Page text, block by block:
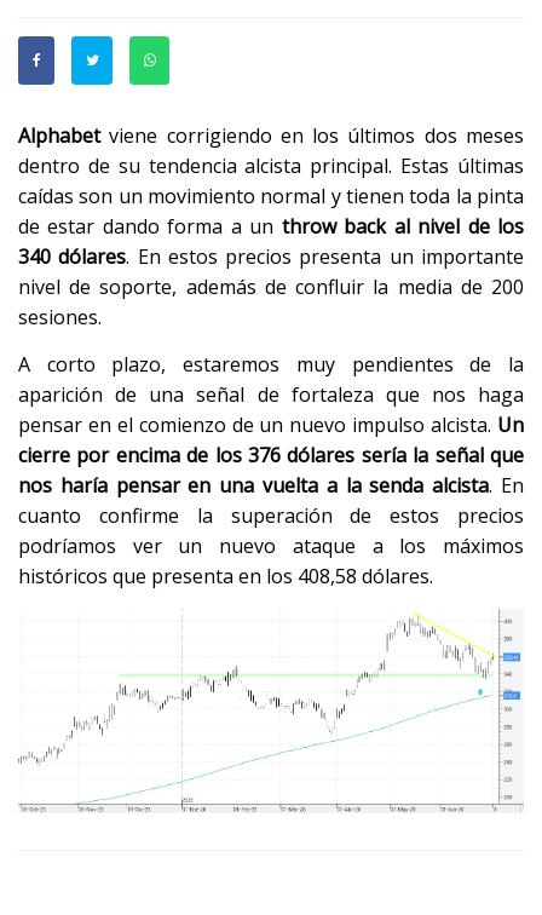
Alphabetviene corrigiendo en los últimos dos meses
dentro de su tendencia alcista principal. Estas últimas
caídas son un movimiento normal y tienen toda la pinta
de estar dando forma a un throw back al nivel de los
340 dólares. En estos precios presenta un importante
nivel de soporte, además de confluir la media de 200
sesiones.
A corto plazo, estaremos muy pendientes de la
aparición de una señal de fortaleza que nos haga
pensar en el comienzo de un nuevo impulso alcista. Un
cierre por encima de los 376 dólares sería la señal que
nos haría pensar en una vuelta a la senda alcista. En
cuanto confirme la superación de estos precios
podríamos ver un nuevo ataque a los máximos
históricos que presenta en los 408,58 dólares.